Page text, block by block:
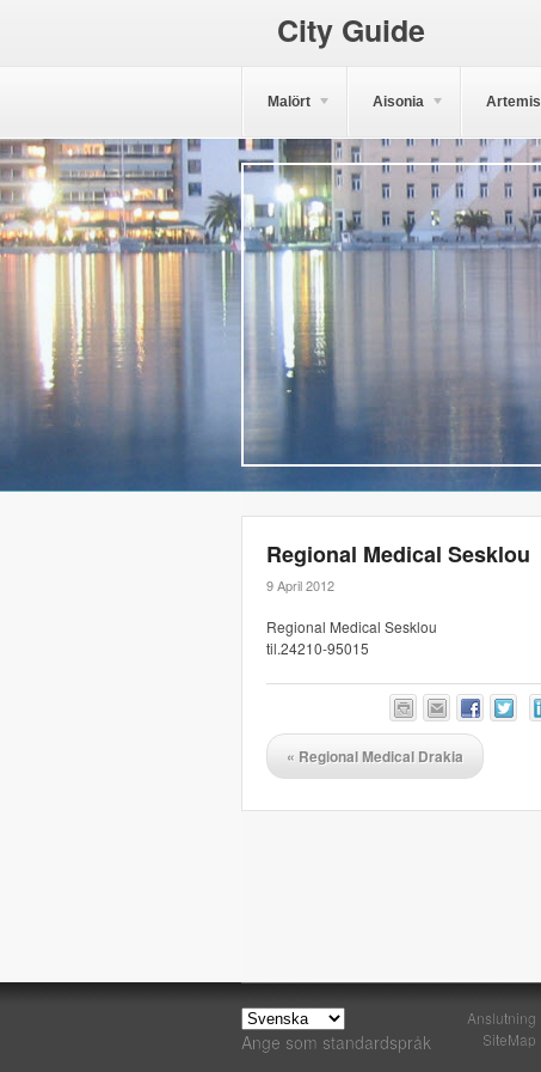
City Guide
Malört Aisonia Artemis
Regional Medical Sesklou
9 April 2012
Regional Medical Sesklou
til.24210-95015
« Regional Medical Drakia
Ange som standardspråk
Anslutning
SiteMap